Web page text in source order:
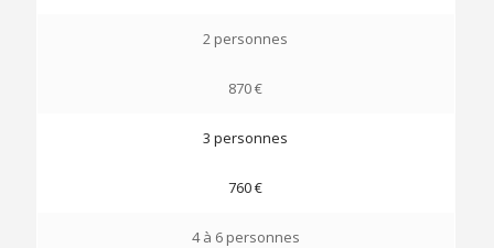
2 personnes
870 €
3 personnes
760 €
4 à 6 personnes